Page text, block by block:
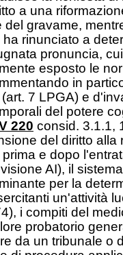
a una
del gravame,
rinunciato a
pronuncia,
esposto le
in
art. 7 LPGA) e
del potere
220 consid. 3.1.1,
del diritto alla
e dopo
AI), il
per la
un'attività
i compiti del
probatorio
da un tribunale o